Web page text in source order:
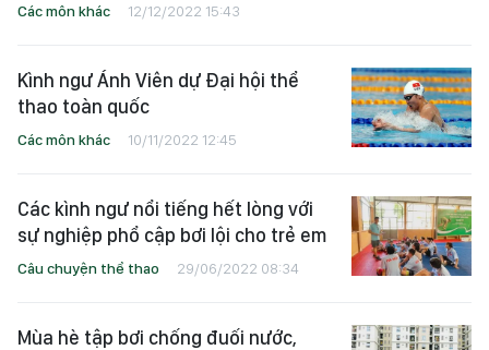
Các môn khác 12/12/2022 15:43
Kình ngư Ánh Viên dự Đại hội thể
thao toàn quốc
Các môn khác 10/11/2022 12:45
Các kình ngư nổi tiếng hết lòng với
sự nghiệp phổ cập bơi lội cho trẻ em
Câu chuyện thể thao 29/06/2022 08:34
Mùa hè tập bơi chống đuối nước,